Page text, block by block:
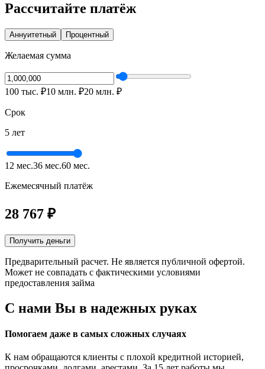
Рассчитайте платёж
Аннуитетный Процентный
Желаемая сумма
100 тыс. ₽10 млн. ₽20 млн. ₽
Срок
5 лет
12 мес.36 мес.60 мес.
Ежемесячный платёж
28 767 ₽
Получить деньги
Предварительный расчет. Не является публичной офертой.
Может не совпадать с фактическими условиями
предоставления займа
С нами Вы в надежных руках
Помогаем даже в самых сложных случаях
К нам обращаются клиенты с плохой кредитной историей,